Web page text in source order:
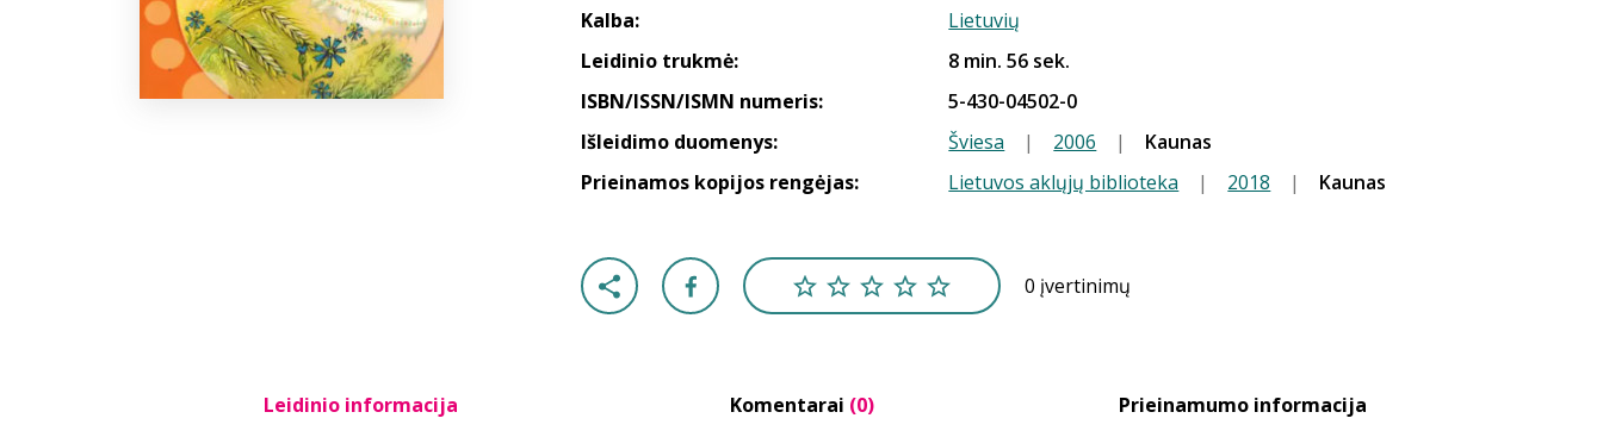
Kalba:
Lietuvių
Leidinio trukmė:
8 min. 56 sek.
ISBN/ISSN/ISMN numeris:
5-430-04502-0
Išleidimo duomenys:
Šviesa | 2006 |
Kaunas
Prieinamos kopijos rengėjas:
Lietuvos aklųjų biblioteka | 2018 | Kaunas
0 įvertinimų
Leidinio informacija Komentarai (0) Prieinamumo informacija